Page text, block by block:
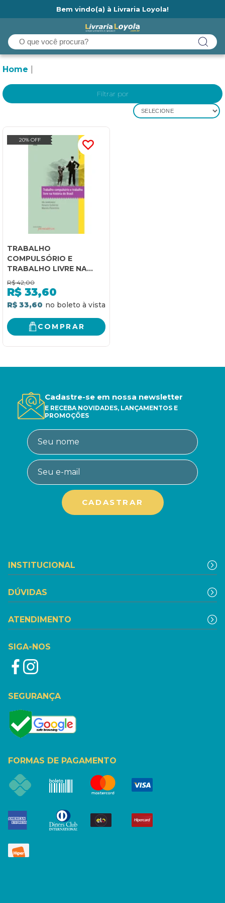
Bem vindo(a) à Livraria Loyola!
Home
Filtrar por
SELECIONE
20% OFF
TRABALHO
COMPULSÓRIO E
TRABALHO LIVRE NA
HISTÓRIA DO BRASIL
R$ 42,00
R$ 33,60
R$ 33,60
COMPRAR
Cadastre-se em nossa newsletter
E RECEBA NOVIDADES, LANÇAMENTOS E
PROMOÇÕES
INSTITUCIONAL
DÚVIDAS
ATENDIMENTO
SIGA-NOS
SEGURANÇA
FORMAS DE PAGAMENTO